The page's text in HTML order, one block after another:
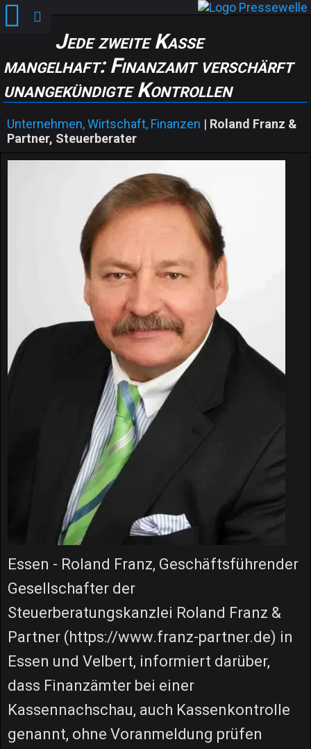
Jede zweite Kasse
mangelhaft: Finanzamt verschärft
unangekündigte Kontrollen
Unternehmen, Wirtschaft, Finanzen | Roland Franz &
Partner, Steuerberater
Essen - Roland Franz, Geschäftsführender
Gesellschafter der
Steuerberatungskanzlei Roland Franz &
Partner (https://www.franz-partner.de) in
Essen und Velbert, informiert darüber,
dass Finanzämter bei einer
Kassennachschau, auch Kassenkontrolle
genannt, ohne Voranmeldung prüfen